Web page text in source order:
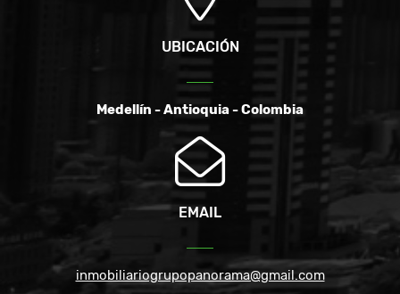
UBICACIÓN
Medellín - Antioquia - Colombia
EMAIL
inmobiliariogrupopanorama@gmail.com